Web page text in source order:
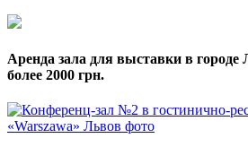
Аренда зала для выставки в городе
более 2000 грн.